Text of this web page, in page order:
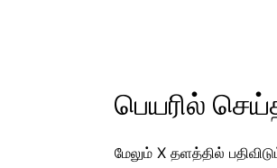
பெயரில்
மேலும் X தளத்தில்